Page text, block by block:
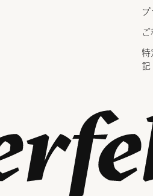
プ
ご
特
記